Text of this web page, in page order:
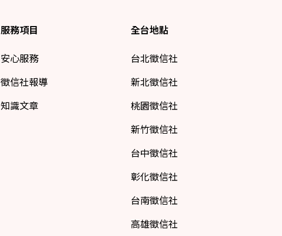
服務項目
安心服務
徵信社報導
知識文章
全台地點
台北徵信社
新北徵信社
桃園徵信社
新竹徵信社
台中徵信社
彰化徵信社
台南徵信社
高雄徵信社